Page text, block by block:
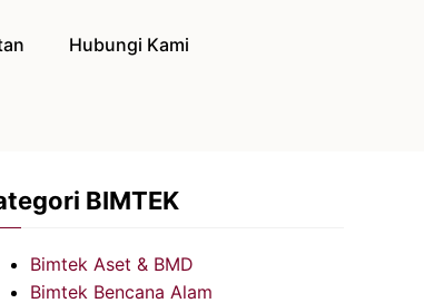
Hubungi Kami
BIMTEK
Bimtek Aset & BMD
Bimtek Bencana Alam